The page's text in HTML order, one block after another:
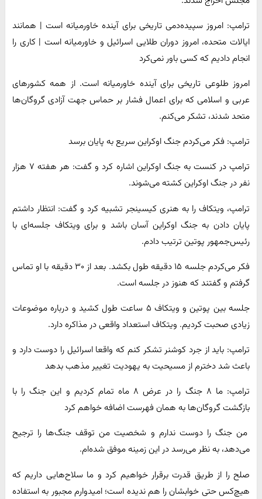
ترامپ: امروز سپیده‌دمی تاریخی برای آینده خاورمیانه است | همانند
ایالات متحده، امروز دوران طلایی اسرائیل و خاورمیانه است | کاری را
انجام دادیم که کسی باور نمی‌کرد
امروز طلوعی تاریخی برای آینده خاورمیانه است. از همه کشورهای
عربی و اسلامی که برای اعمال فشار بر حماس جهت آزادی گروگان‌ها
متحد شدند، تشکر می‌کنم.
ترامپ: فکر می‌کردم جنگ اوکراین سریع به پایان برسد
ترامپ در کنست به جنگ اوکراین اشاره کرد و گفت: هر هفته ۷ هزار
نفر در جنگ اوکراین کشته می‌شوند.
ترامپ، ویتکاف را به هنری کیسینجر تشبیه کرد و گفت: انتظار داشتم
پایان دادن به جنگ اوکراین آسان باشد و برای ویتکاف جلسه‌ای با
رئیس‌جمهور پوتین ترتیب دادم.
فکر می‌کردم جلسه ۱۵ دقیقه طول بکشد. بعد از ۳۰ دقیقه با او تماس
گرفتم و گفتند که هنوز در جلسه است.
جلسه بین پوتین و ویتکاف ۵ ساعت طول کشید و درباره موضوعات
زیادی صحبت کردیم. ویتکاف استعداد واقعی در مذاکره دارد.
ترامپ: باید از جرد کوشنر تشکر کنم که واقعا اسرائیل را دوست دارد و
باعث شد دخترم از مسیحیت به یهودیت تغییر مذهب بدهد
ترامپ: ما ۸ جنگ را در عرض ۸ ماه تمام کردیم و این جنگ را با
بازگشت گروگان‌ها به همان فهرست اضافه خواهم کرد
من جنگ را دوست ندارم و شخصیت من توقف جنگ‌ها را ترجیح
می‌دهد، به نظر می‌رسد در این زمینه موفق شده‌ام.
صلح را از طریق قدرت برقرار خواهیم کرد و ما سلاح‌هایی داریم که
هیچ‌کس حتی خوابشان را هم ندیده است؛ امیدوارم مجبور به استفاده